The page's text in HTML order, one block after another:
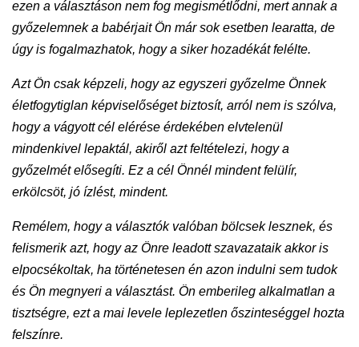
ezen a választáson nem fog megismétlődni, mert annak a
győzelemnek a babérjait Ön már sok esetben learatta, de
úgy is fogalmazhatok, hogy a siker hozadékát felélte.
Azt Ön csak képzeli, hogy az egyszeri győzelme Önnek
életfogytiglan képviselőséget biztosít, arról nem is szólva,
hogy a vágyott cél elérése érdekében elvtelenül
mindenkivel lepaktál, akiről azt feltételezi, hogy a
győzelmét elősegíti. Ez a cél Önnél mindent felülír,
erkölcsöt, jó ízlést, mindent.
Remélem, hogy a választók valóban bölcsek lesznek, és
felismerik azt, hogy az Önre leadott szavazataik akkor is
elpocsékoltak, ha történetesen én azon indulni sem tudok
és Ön megnyeri a választást. Ön emberileg alkalmatlan a
tisztségre, ezt a mai levele leplezetlen őszinteséggel hozta
felszínre.